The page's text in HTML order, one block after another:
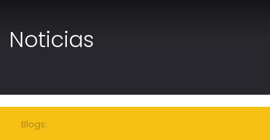
Noticias
Blogs: